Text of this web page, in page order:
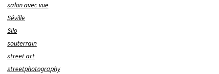
salon avec vue
Séville
Silo
souterrain
street art
streetphotography